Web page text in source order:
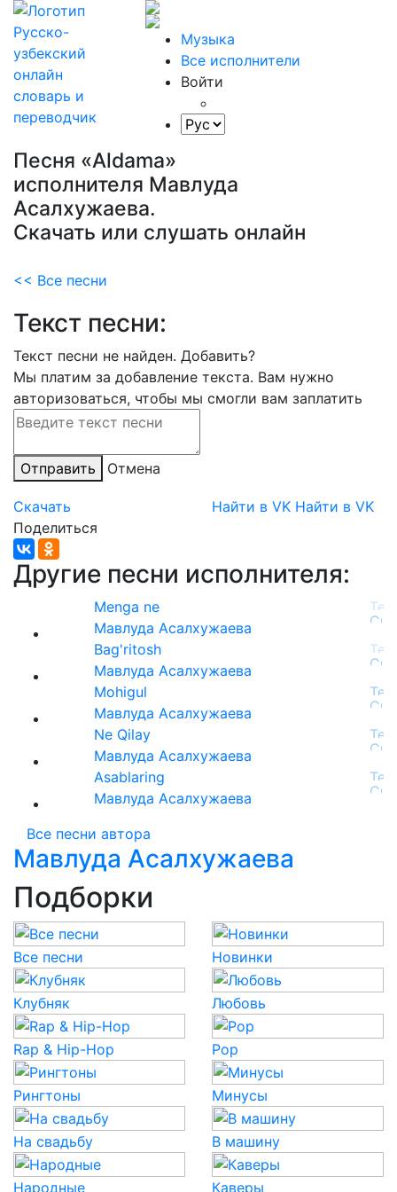
Музыка
Все исполнители
Войти
Песня «Aldama»
исполнителя Мавлуда
Асалхужаева.
Скачать или слушать онлайн
<< Все песни
Текст песни:
Текст песни не найден. Добавить?
Мы платим за добавление текста. Вам нужно
авторизоваться, чтобы мы смогли вам заплатить
Отправить Отмена
Скачать Найти в VK Найти в VK
Поделиться
Другие песни исполнителя:
Menga ne
Мавлуда Асалхужаева
Bag'ritosh
Мавлуда Асалхужаева
Mohigul
Мавлуда Асалхужаева
Ne Qilay
Мавлуда Асалхужаева
Asablaring
Мавлуда Асалхужаева
Все песни автора
Мавлуда Асалхужаева
Подборки
Все песни Новинки
Клубняк Любовь
Rap & Hip-Hop Pop
Рингтоны Минусы
На свадьбу В машину
Народные Каверы